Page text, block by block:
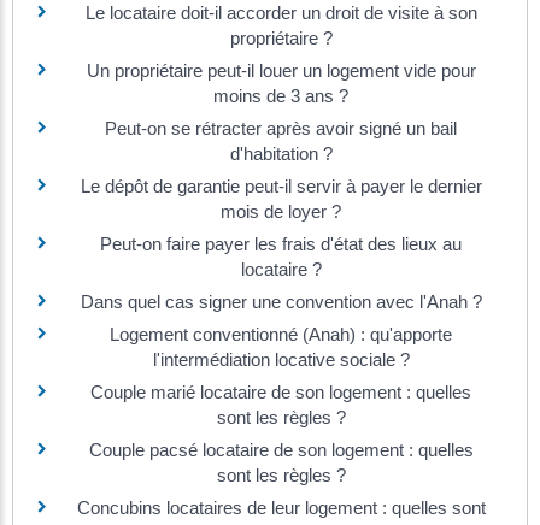
Le locataire doit-il accorder un droit de visite à son
propriétaire ?
Un propriétaire peut-il louer un logement vide pour
moins de 3 ans ?
Peut-on se rétracter après avoir signé un bail
d'habitation ?
Le dépôt de garantie peut-il servir à payer le dernier
mois de loyer ?
Peut-on faire payer les frais d'état des lieux au
locataire ?
Dans quel cas signer une convention avec l'Anah ?
Logement conventionné (Anah) : qu'apporte
l'intermédiation locative sociale ?
Couple marié locataire de son logement : quelles
sont les règles ?
Couple pacsé locataire de son logement : quelles
sont les règles ?
Concubins locataires de leur logement : quelles sont